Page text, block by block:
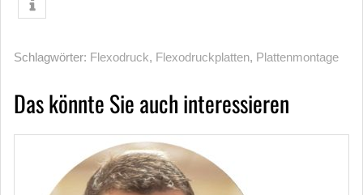
Schlagwörter: Flexodruck, Flexodruckplatten, Plattenmontage
Das könnte Sie auch interessieren